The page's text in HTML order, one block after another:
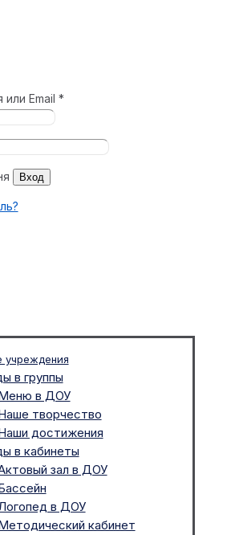
Email *
Вход
в группы
в ДОУ
творчество
достижения
в кабинеты
зал в ДОУ
в ДОУ
кабинет